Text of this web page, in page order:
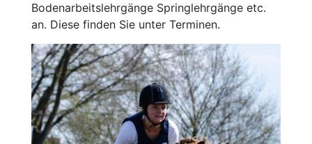
Bodenarbeitslehrgänge Springlehrgänge etc.
an. Diese finden Sie unter Terminen.